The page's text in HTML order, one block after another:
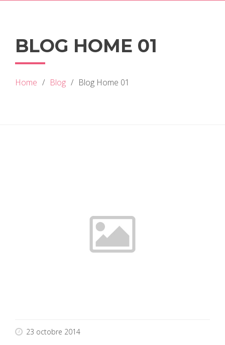
BLOG HOME 01
Home Blog Blog Home 01
23 octobre 2014